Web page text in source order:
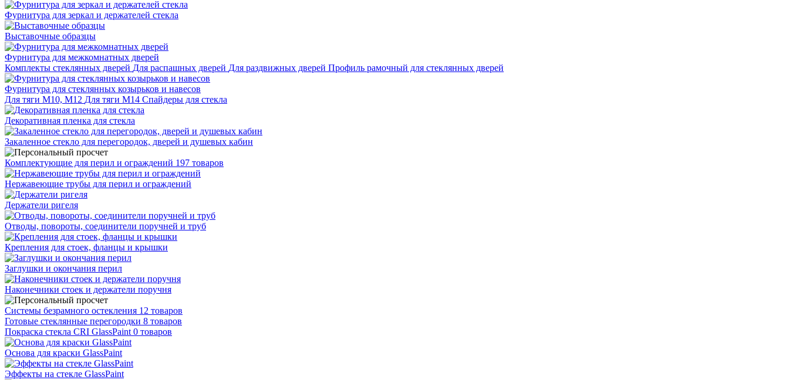
Фурнитура для зеркал и держателей стекла
Выставочные образцы
Фурнитура для межкомнатных дверей
Комплекты стеклянных дверей Для распашных дверей Для раздвижных дверей Профиль рамочный для стеклянных дверей
Фурнитура для стеклянных козырьков и навесов
Для тяги М10, М12 Для тяги М14 Спайдеры для стекла
Декоративная пленка для стекла
Закаленное стекло для перегородок, дверей и душевых кабин
Комплектующие для перил и ограждений 197 товаров
Нержавеющие трубы для перил и ограждений
Держатели ригеля
Отводы, повороты, соединители поручней и труб
Крепления для стоек, фланцы и крышки
Заглушки и окончания перил
Наконечники стоек и держатели поручня
Системы безрамного остекления 12 товаров
Готовые стеклянные перегородки 8 товаров
Покраска стекла CRI GlassPaint 0 товаров
Основа для краски GlassPaint
Эффекты на стекле GlassPaint